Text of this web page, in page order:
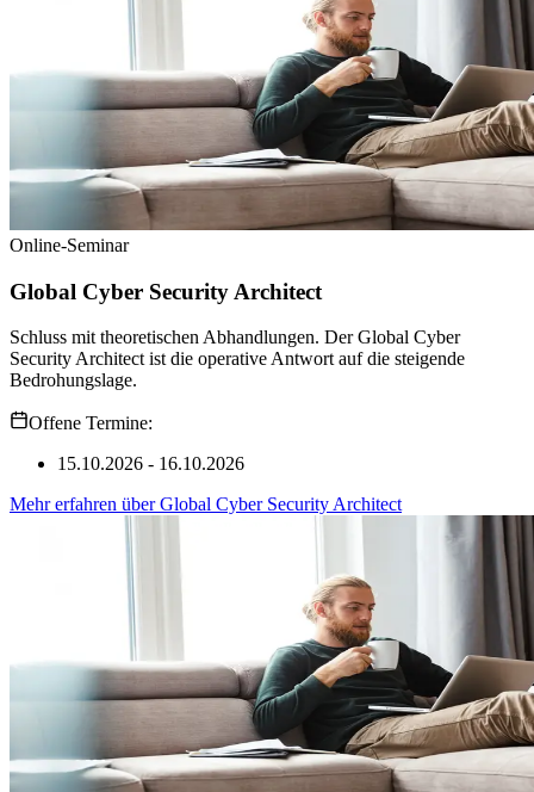
Online-Seminar
Global Cyber Security Architect
Schluss mit theoretischen Abhandlungen. Der Global Cyber
Security Architect ist die operative Antwort auf die steigende
Bedrohungslage.
Offene Termine:
15.10.2026 - 16.10.2026
Mehr erfahren überGlobal Cyber Security Architect